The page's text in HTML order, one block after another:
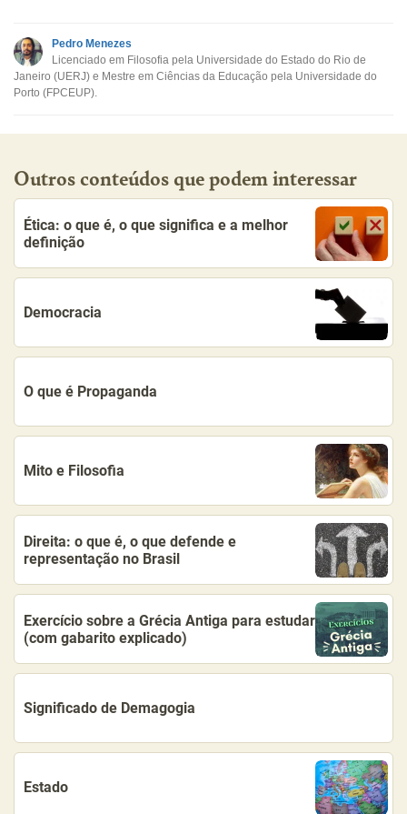
Este conteúdo não tem a informação que procuro
Outro
Pedro Menezes
Licenciado em Filosofia pela Universidade do Estado do Rio de
Janeiro (UERJ) e Mestre em Ciências da Educação pela Universidade do
Porto (FPCEUP).
Outros conteúdos que podem interessar
Ética: o que é, o que significa e a melhor
definição
Democracia
O que é Propaganda
Mito e Filosofia
Direita: o que é, o que defende e
representação no Brasil
Exercício sobre a Grécia Antiga para estudar
(com gabarito explicado)
Significado de Demagogia
Estado